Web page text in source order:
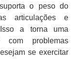
o peso do
articulações e
a torna uma
com problemas
se exercitar